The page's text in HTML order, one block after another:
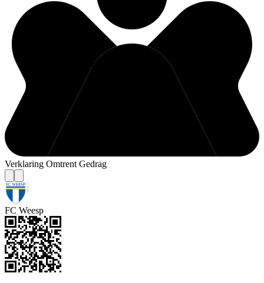
Verklaring Omtrent Gedrag
FC Weesp